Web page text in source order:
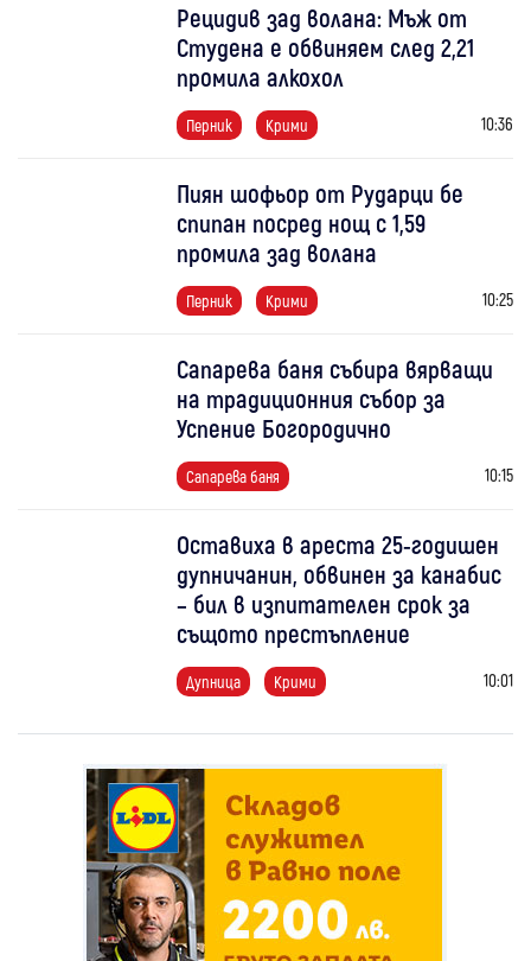
Рецидив зад волана: Мъж от
Студена е обвиняем след 2,21
промила алкохол
Перник Крими 10:36
Пиян шофьор от Рударци бе
спипан посред нощ с 1,59
промила зад волана
Перник Крими 10:25
Сапарева баня събира вярващи
на традиционния събор за
Успение Богородично
Сапарева баня 10:15
Оставиха в ареста 25-годишен
дупничанин, обвинен за канабис
– бил в изпитателен срок за
същото престъпление
Дупница Крими 10:01